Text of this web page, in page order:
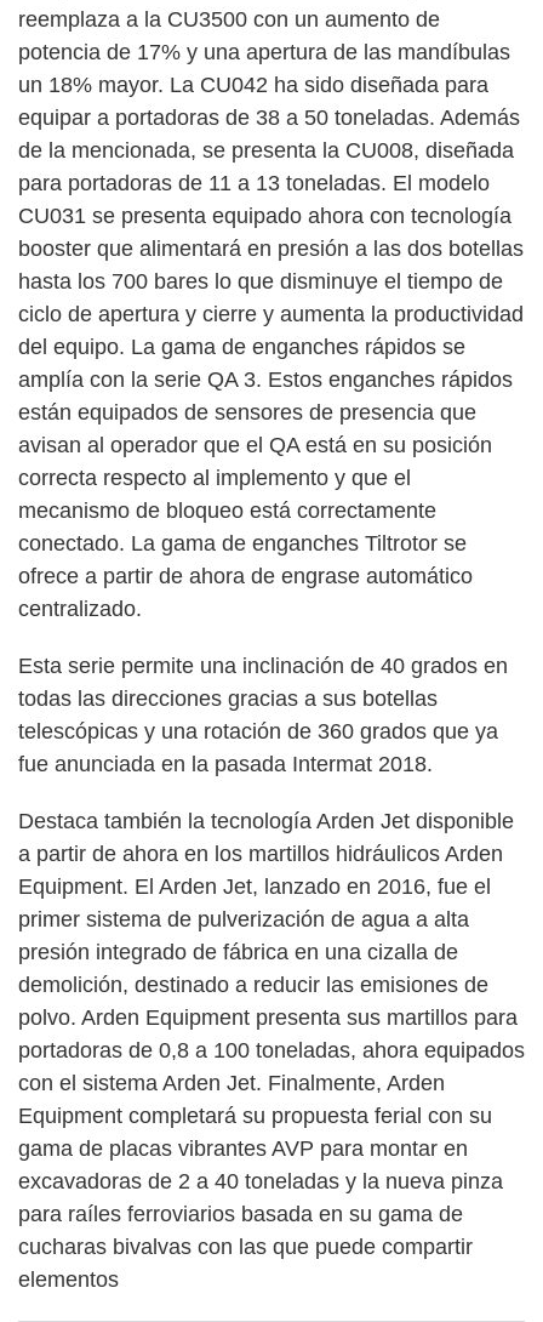
reemplaza a la CU3500 con un aumento de
potencia de 17% y una apertura de las mandíbulas
un 18% mayor. La CU042 ha sido diseñada para
equipar a portadoras de 38 a 50 toneladas. Además
de la mencionada, se presenta la CU008, diseñada
para portadoras de 11 a 13 toneladas. El modelo
CU031 se presenta equipado ahora con tecnología
booster que alimentará en presión a las dos botellas
hasta los 700 bares lo que disminuye el tiempo de
ciclo de apertura y cierre y aumenta la productividad
del equipo. La gama de enganches rápidos se
amplía con la serie QA 3. Estos enganches rápidos
están equipados de sensores de presencia que
avisan al operador que el QA está en su posición
correcta respecto al implemento y que el
mecanismo de bloqueo está correctamente
conectado. La gama de enganches Tiltrotor se
ofrece a partir de ahora de engrase automático
centralizado.
Esta serie permite una inclinación de 40 grados en
todas las direcciones gracias a sus botellas
telescópicas y una rotación de 360 grados que ya
fue anunciada en la pasada Intermat 2018.
Destaca también la tecnología Arden Jet disponible
a partir de ahora en los martillos hidráulicos Arden
Equipment. El Arden Jet, lanzado en 2016, fue el
primer sistema de pulverización de agua a alta
presión integrado de fábrica en una cizalla de
demolición, destinado a reducir las emisiones de
polvo. Arden Equipment presenta sus martillos para
portadoras de 0,8 a 100 toneladas, ahora equipados
con el sistema Arden Jet. Finalmente, Arden
Equipment completará su propuesta ferial con su
gama de placas vibrantes AVP para montar en
excavadoras de 2 a 40 toneladas y la nueva pinza
para raíles ferroviarios basada en su gama de
cucharas bivalvas con las que puede compartir
elementos